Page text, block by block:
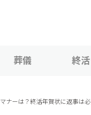
葬儀 終活
ナーは？終活年賀状に返事は必